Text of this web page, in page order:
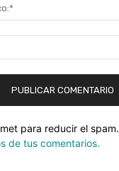
para reducir el spam.
de tus comentarios.